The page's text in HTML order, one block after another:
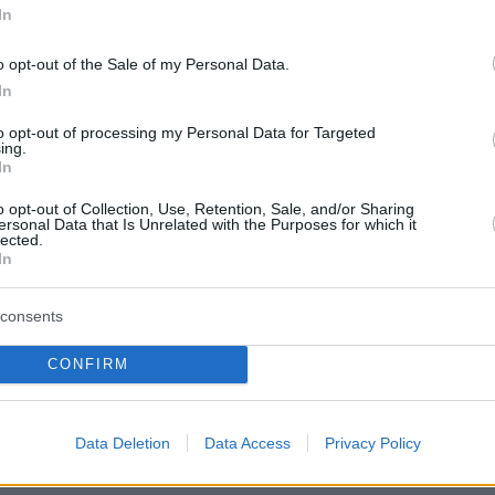
opt-out of the Sale of my Personal Data.
opt-out of processing my Personal Data for Targeted
opt-out of Collection, Use, Retention, Sale, and/or Sharing
Data that Is Unrelated with the Purposes for which it
CONFIRM
Data Deletion Data Access Privacy Policy
by Mary Elizabeth Winstead (@mary.elizabeth.winstead)
σειράς του Netflix, Fargo. Την περίοδο
διαζύγιο από τον επί 7 χρόνια σύζυγό